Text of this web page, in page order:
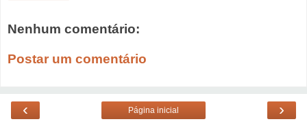
Nenhum comentário:
Postar um comentário
‹ ›
Página inicial